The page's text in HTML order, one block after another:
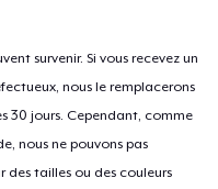
survenir. Si vous recevez un
nous le remplacerons
30 jours. Cependant, comme
nous ne pouvons pas
des tailles ou des couleurs